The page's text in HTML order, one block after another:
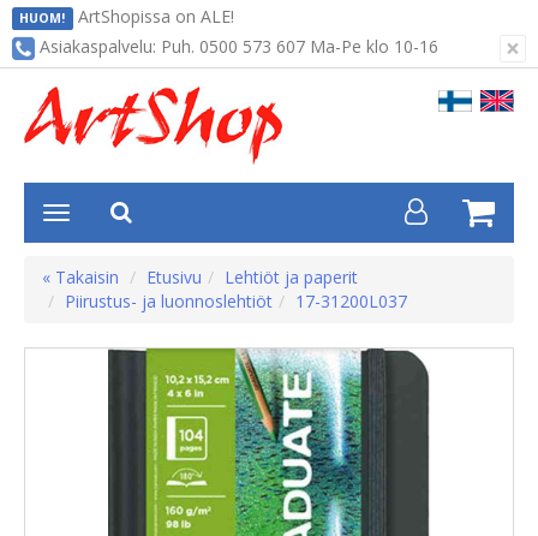
HUOM! ArtShopissa on ALE!
×
Asiakaspalvelu: Puh. 0500 573 607 Ma-Pe klo 10-16
« Takaisin Etusivu
Lehtiöt ja paperit
Piirustus- ja luonnoslehtiöt
17-31200L037